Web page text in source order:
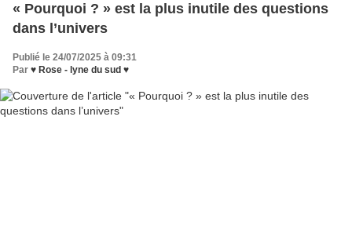
« Pourquoi ? » est la plus inutile des questions
dans l’univers
Publié le 24/07/2025 à 09:31
Par ♥ Rose - lyne du sud ♥